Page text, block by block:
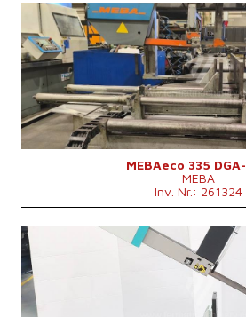
Baujahr:
Max. Durchmesser des geschnittenen
Materials
Maschinenabmessungen L x B x H
Maschinengewicht
Kontrollsystem
MEBAeco 335
MEBA
Inv. Nr.: 261324
Max. Durchmesser des geschnittenen
Materials
Maschinengewicht
Hauptmotorleistung